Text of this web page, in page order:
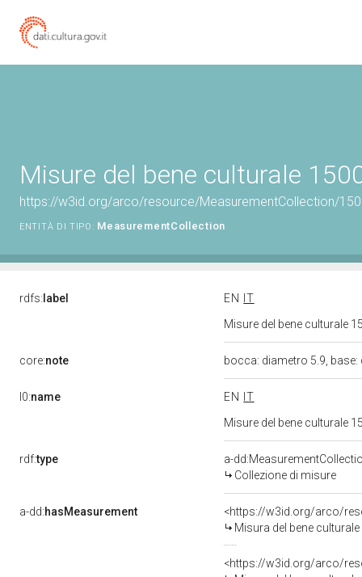
Misure del bene culturale
https://w3id.org/arco/resource/MeasurementCollection/
ENTITÀ DI TIPO: MeasurementCollection
rdfs: label EN
IT
Misure del bene culturale
core:note bocca: diametro 5.9,
l0:name EN
IT
Misure del bene culturale
rdf:type
a-
Collezione di misure
a-dd:hasMeasurement
<https://w3id.org/arco/
Misura del bene
<https://w3id.org/arco/